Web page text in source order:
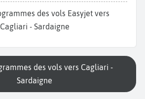
Cagliari - Sardaigne
Sardaigne